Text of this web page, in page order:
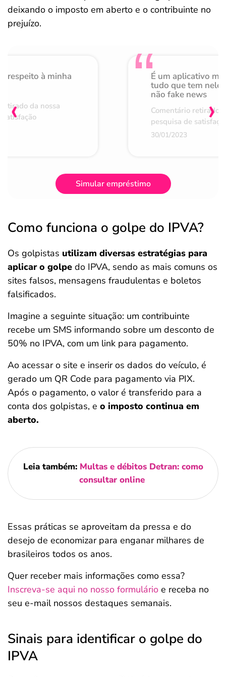
deixando o imposto em aberto e o contribuinte no
prejuízo.
respeito à minha
da nossa
É um aplicativo
tudo que tem nele
não fake news
Comentário retirado
pesquisa de
30/01/2023
‹ ›
Simular empréstimo
Como funciona o golpe do IPVA?
Os golpistas utilizam diversas estratégias para
aplicar o golpe do IPVA, sendo as mais comuns os
sites falsos, mensagens fraudulentas e boletos
falsificados.
Imagine a seguinte situação: um contribuinte
recebe um SMS informando sobre um desconto de
50% no IPVA, com um link para pagamento.
Ao acessar o site e inserir os dados do veículo, é
gerado um QR Code para pagamento via PIX.
Após o pagamento, o valor é transferido para a
conta dos golpistas, e o imposto continua em
aberto.
Leia também: Multas e débitos Detran: como
consultar online
Essas práticas se aproveitam da pressa e do
desejo de economizar para enganar milhares de
brasileiros todos os anos.
Quer receber mais informações como essa?
Inscreva-se aqui no nosso formulário e receba no
seu e-mail nossos destaques semanais.
Sinais para identificar o golpe do
IPVA